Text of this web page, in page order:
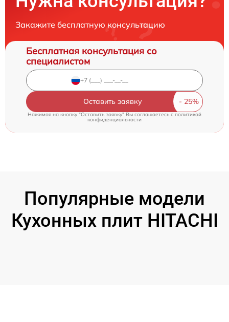
Закажите бесплатную консультацию
Бесплатная консультация со
специалистом
Оставить заявку
Нажимая на кнопку "Оставить заявку" Вы соглашаетесь cполитикой
конфиденциальности
Популярные модели
Кухонных плит HITACHI